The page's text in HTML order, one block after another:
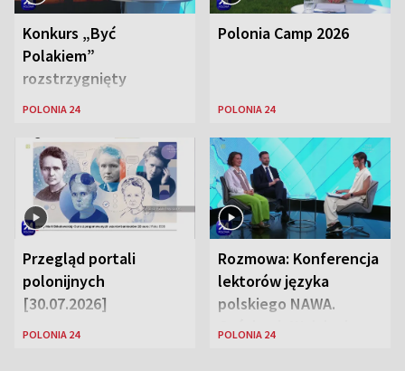
Konkurs „Być
Polakiem”
rozstrzygnięty
POLONIA 24
Polonia Camp 2026
POLONIA 24
Przegląd portali
polonijnych
[30.07.2026]
POLONIA 24
Rozmowa: Konferencja
lektorów języka
polskiego NAWA.
Goście: dr Wojciech
POLONIA 24